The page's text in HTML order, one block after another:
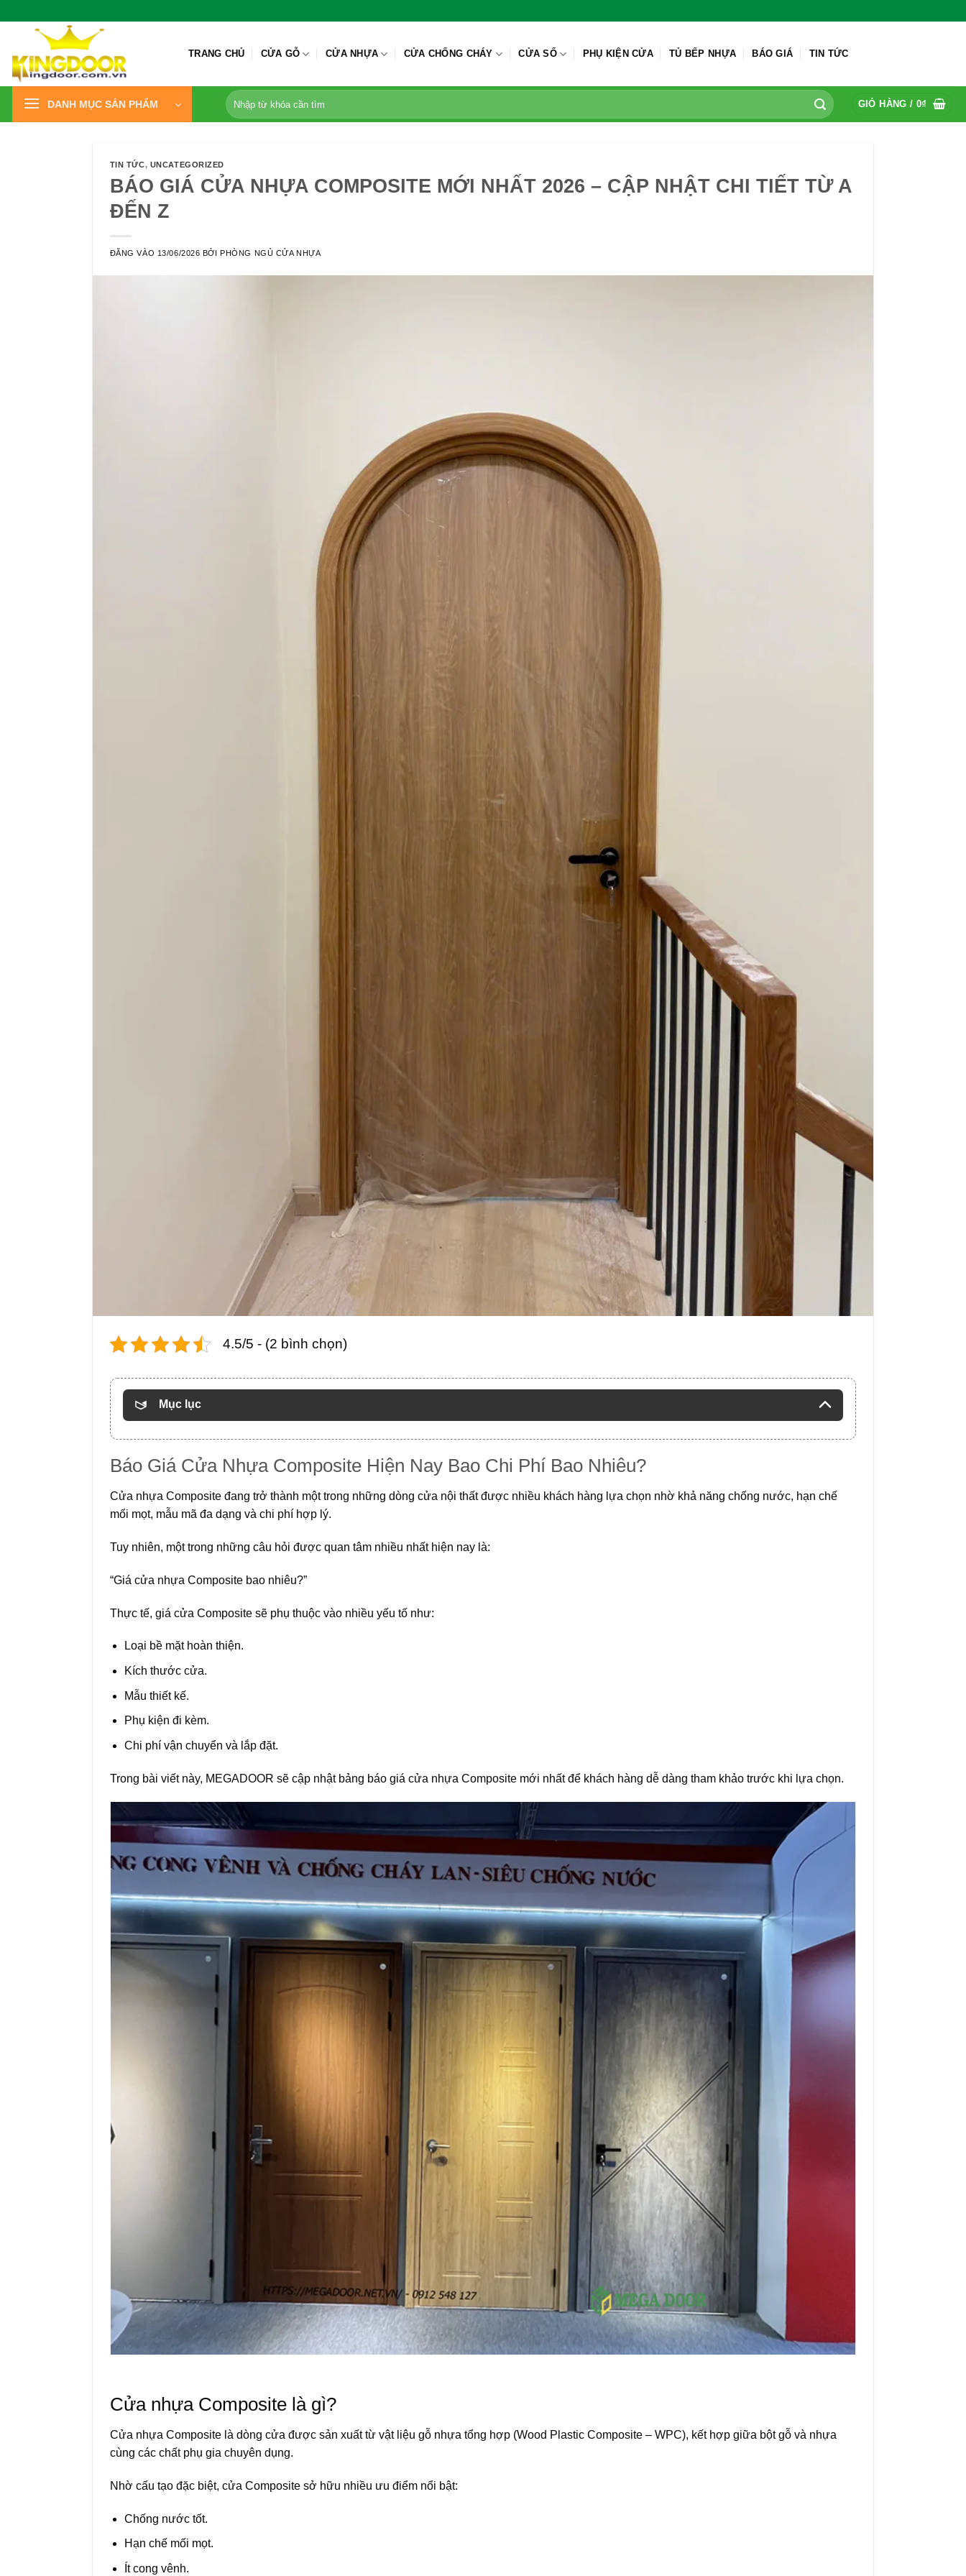
dung
TRANG CHỦ CỬA GỖ CỬA NHỰA CỬA CHỐNG CHÁY CỬA SỔ PHỤ KIỆN CỬA TỦ BẾP NHỰA BÁO GIÁ TIN TỨC
DANH MỤC SẢN PHẨM
Tìm
kiếm:
GIỎ HÀNG / 0₫
TIN TỨC, UNCATEGORIZED
BÁO GIÁ CỬA NHỰA COMPOSITE MỚI NHẤT 2026 – CẬP NHẬT CHI TIẾT TỪ A
ĐẾN Z
ĐĂNG VÀO 13/06/2026 BỞIPHÒNG NGỦ CỬA NHỰA
4.5/5 - (2 bình chọn)
Mục lục
Báo Giá Cửa Nhựa Composite Hiện Nay Bao Chi Phí Bao Nhiêu?
Cửa nhựa Composite đang trở thành một trong những dòng cửa nội thất được nhiều khách hàng lựa chọn nhờ khả năng chống nước, hạn chế
mối mọt, mẫu mã đa dạng và chi phí hợp lý.
Tuy nhiên, một trong những câu hỏi được quan tâm nhiều nhất hiện nay là:
“Giá cửa nhựa Composite bao nhiêu?”
Thực tế, giá cửa Composite sẽ phụ thuộc vào nhiều yếu tố như:
Loại bề mặt hoàn thiện.
Kích thước cửa.
Mẫu thiết kế.
Phụ kiện đi kèm.
Chi phí vận chuyển và lắp đặt.
Trong bài viết này, MEGADOOR sẽ cập nhật bảng báo giá cửa nhựa Composite mới nhất để khách hàng dễ dàng tham khảo trước khi lựa chọn.
Cửa nhựa Composite là gì?
Cửa nhựa Composite là dòng cửa được sản xuất từ vật liệu gỗ nhựa tổng hợp (Wood Plastic Composite – WPC), kết hợp giữa bột gỗ và nhựa
cùng các chất phụ gia chuyên dụng.
Nhờ cấu tạo đặc biệt, cửa Composite sở hữu nhiều ưu điểm nổi bật:
Chống nước tốt.
Hạn chế mối mọt.
Ít cong vênh.